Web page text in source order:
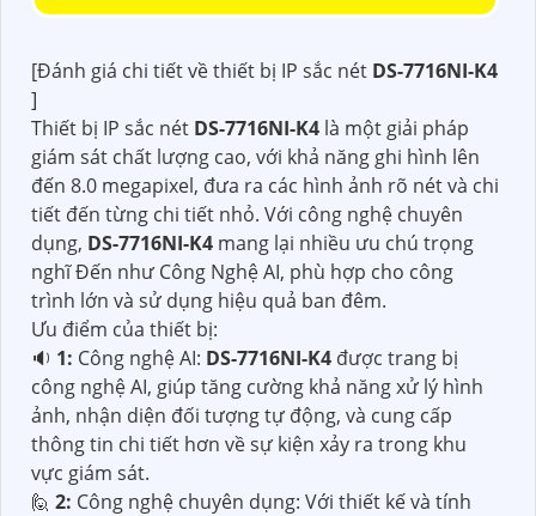
[Đánh giá chi tiết về thiết bị IP sắc nét DS-7716NI-K4
]
Thiết bị IP sắc nét DS-7716NI-K4 là một giải pháp
giám sát chất lượng cao, với khả năng ghi hình lên
đến 8.0 megapixel, đưa ra các hình ảnh rõ nét và chi
tiết đến từng chi tiết nhỏ. Với công nghệ chuyên
dụng, DS-7716NI-K4 mang lại nhiều ưu chú trọng
nghĩ Đến như Công Nghệ AI, phù hợp cho công
trình lớn và sử dụng hiệu quả ban đêm.
Ưu điểm của thiết bị:
🔉 1: Công nghệ AI: DS-7716NI-K4 được trang bị
công nghệ AI, giúp tăng cường khả năng xử lý hình
ảnh, nhận diện đối tượng tự động, và cung cấp
thông tin chi tiết hơn về sự kiện xảy ra trong khu
vực giám sát.
🙋 2: Công nghệ chuyên dụng: Với thiết kế và tính